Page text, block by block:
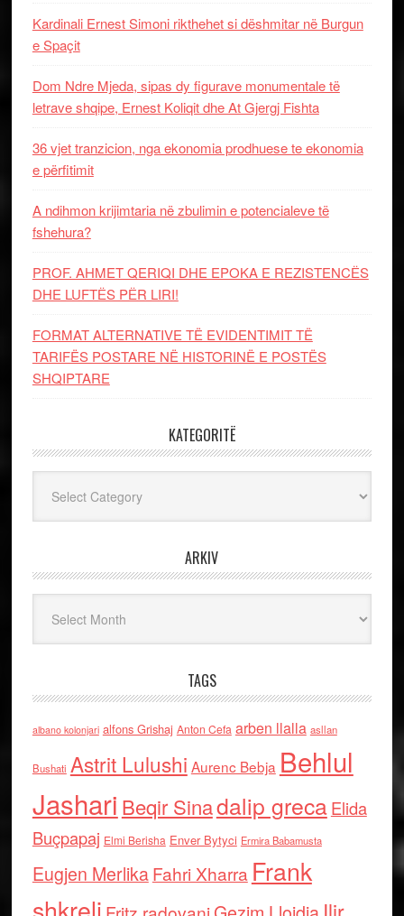
Kardinali Ernest Simoni rikthehet si dëshmitar në Burgun
e Spaçit
Dom Ndre Mjeda, sipas dy figurave monumentale të
letrave shqipe, Ernest Koliqit dhe At Gjergj Fishta
36 vjet tranzicion, nga ekonomia prodhuese te ekonomia
e përfitimit
A ndihmon krijimtaria në zbulimin e potencialeve të
fshehura?
PROF. AHMET QERIQI DHE EPOKA E REZISTENCЁS
DHE LUFTЁS PЁR LIRI!
FORMAT ALTERNATIVE TË EVIDENTIMIT TË
TARIFËS POSTARE NË HISTORINË E POSTËS
SHQIPTARE
KATEGORITË
ARKIV
TAGS
albano kolonjari alfons Grishaj Anton Cefa arben llalla asllan
Bushati Astrit Lulushi Aurenc Bebja Behlul
Jashari Beqir Sinadalip grecaElida
Buçpapaj Elmi Berisha Enver Bytyci Ermira Babamusta
Eugjen MerlikaFahri Xharra Frank